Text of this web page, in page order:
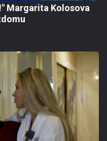
Margarita Kolosova